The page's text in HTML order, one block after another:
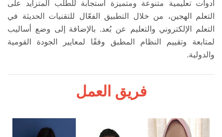
أدوات تعليمية متنوعة ومتميزة استجابة للطلب المتزايد على
التعلم الهجين، من خلال التطبيق الفعّال للتقنيات الحديثة في
التعلم الإلكتروني والتعليم عن بُعد. بالإضافة إلى وضع أساليب
لمتابعة وتقييم النظام المطبق وفقًا لمعايير الجودة القومية
والدولية.
فريق العمل